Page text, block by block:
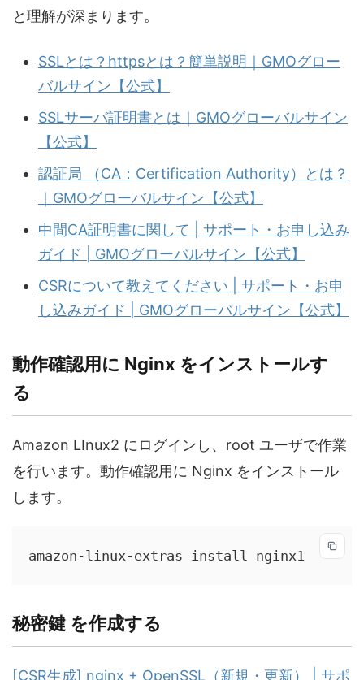
と理解が深まります。
SSLとは？httpsとは？簡単説明｜GMOグロー
バルサイン【公式】
SSLサーバ証明書とは｜GMOグローバルサイン
【公式】
認証局 （CA：Certification Authority）とは？
｜GMOグローバルサイン【公式】
中間CA証明書に関して | サポート・お申し込み
ガイド | GMOグローバルサイン【公式】
CSRについて教えてください | サポート・お申
し込みガイド | GMOグローバルサイン【公式】
動作確認用に Nginx をインストールす
る
Amazon LInux2 にログインし、root ユーザで作業
を行います。動作確認用に Nginx をインストール
します。
amazon-linux-extras install nginx1
秘密鍵 を作成する
[CSR生成] nginx + OpenSSL（新規・更新） | サポ